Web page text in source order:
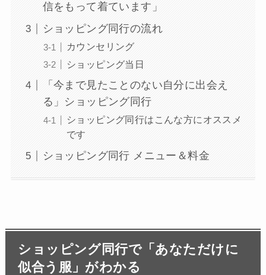
信をもって着ています」
ショッピング同行の流れ
カウンセリング
ショッピング当日
「今まで見たことのない自分に出会え
る」ショッピング同行
ショッピング同行はこんな方にオススメ
です
ショッピング同行 メニュー＆料金
ショッピング同行で「あなただけに
似合う服」がわかる